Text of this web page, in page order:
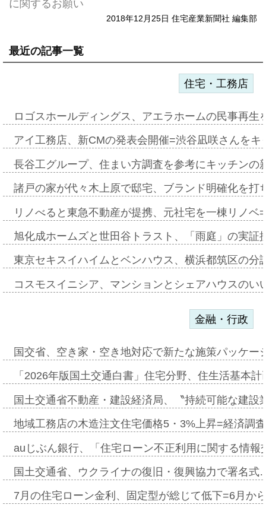
に関するお願い
2018年12月25日 住宅産業新聞社 編集部
最近の記事一覧
住宅・工務店
ロゴスホールディングス、アエラホームの民事再
アイ工務店、新CMの発表会開催=渋谷凪咲さんを
長谷工グループ、住まい方調査を参考にキッチン
諸戸の家が代々木上原で邸宅、ブランド明確化を
リノべると東急不動産が提携、元社宅を一棟リノ
旭化成ホームズと世田谷トラスト、「雨庭」の実
東京セキスイハイムとベンハウス、横浜都筑区の
コスモスイニシア、マンションとシェアハウスの
金融・行政
国交省、空き家・空き地対応で新たな施策パッケ
「2026年版国土交通白書」住宅分野、住生活基本
国土交通省不動産・建設経済局、〝持続可能な建
地域工務店の木造注文住宅価格5・3%上昇=経済調
auじぶん銀行、「住宅ローン不正利用に関する情
国土交通省、ウクライナの復旧・復興協力で署名
7月の住宅ローン金利、固定型が総じて低下=6月か